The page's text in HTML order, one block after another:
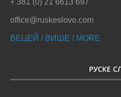
office@ruskeslovo.com
ВЕЦЕЙ / ВИШЕ / MORE
РУСКЕ